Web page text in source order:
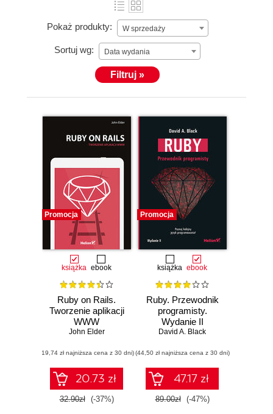
Pokaż produkty: W sprzedaży
Sortuj wg: Data wydania
Filtruj »
Promocja
książka ebook
Ruby on Rails.
Tworzenie aplikacji
WWW
John Elder
(19,74 zł najniższa cena z 30 dni)
20.73 zł
32.90zł (-37%)
Promocja
książka ebook
Ruby. Przewodnik
programisty.
Wydanie II
David A. Black
(44,50 zł najniższa cena z 30 dni)
47.17 zł
89.00zł (-47%)